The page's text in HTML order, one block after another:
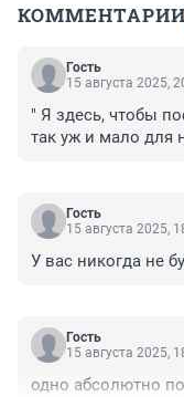
КОММЕНТАРИИ
Гость
15 августа 2025,
" Я здесь, чтобы
так уж и мало для
Гость
15 августа 2025,
У вас никогда не
Гость
15 августа 2025,
одно абсолютно